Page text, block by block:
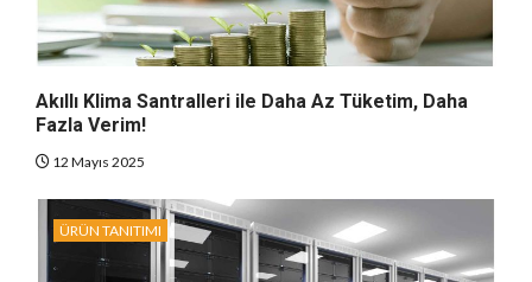
Akıllı Klima Santralleri ile Daha Az Tüketim, Daha
Fazla Verim!
12 Mayıs 2025
ÜRÜN TANITIMI